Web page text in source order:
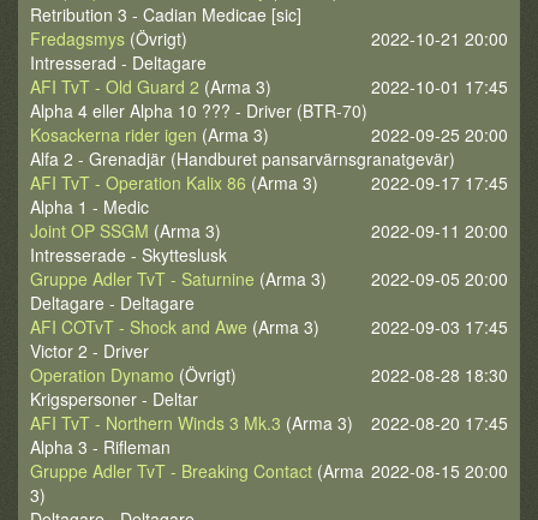
Retribution 3 - Cadian Medicae [sic]
2022-10-21 20:00
Fredagsmys (Övrigt)
Intresserad - Deltagare
2022-10-01 17:45
AFI TvT - Old Guard 2 (Arma 3)
Alpha 4 eller Alpha 10 ??? - Driver (BTR-70)
2022-09-25 20:00
Kosackerna rider igen (Arma 3)
Alfa 2 - Grenadjär (Handburet pansarvärnsgranatgevär)
2022-09-17 17:45
AFI TvT - Operation Kalix 86 (Arma 3)
Alpha 1 - Medic
2022-09-11 20:00
Joint OP SSGM (Arma 3)
Intresserade - Skytteslusk
2022-09-05 20:00
Gruppe Adler TvT - Saturnine (Arma 3)
Deltagare - Deltagare
2022-09-03 17:45
AFI COTvT - Shock and Awe (Arma 3)
Victor 2 - Driver
2022-08-28 18:30
Operation Dynamo (Övrigt)
Krigspersoner - Deltar
2022-08-20 17:45
AFI TvT - Northern Winds 3 Mk.3 (Arma 3)
Alpha 3 - Rifleman
2022-08-15 20:00
Gruppe Adler TvT - Breaking Contact (Arma
3)